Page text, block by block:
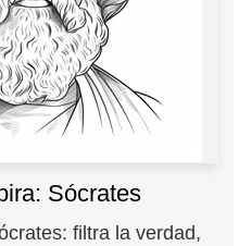
Sócrates
filtra la verdad,